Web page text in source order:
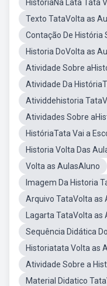
HistóriaNa Lata Tata
Texto TataVolta as
Contação De História
Historia DoVolta as
Atividade Sobre
Atividade Da
Atividdehistoria
Atividades Sobre
HistóriaTata Vai a
Historia Volta Das
Volta as AulasAluno
Imagem Da Historia
Arquivo TataVolta as
Lagarta TataVolta as
Sequência Didática
Historiatata Volta as
Atividade Sobre a
Material Didatico